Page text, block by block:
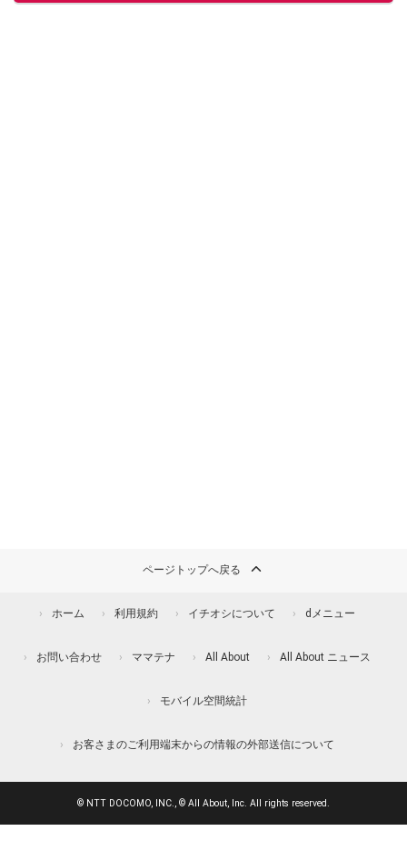
ページトップへ戻る
ホーム 利用規約 イチオシについて dメニュー
お問い合わせ ママテナ All About All About ニュース
モバイル空間統計
お客さまのご利用端末からの情報の外部送信について
© NTT DOCOMO, INC., © All About, Inc. All rights reserved.